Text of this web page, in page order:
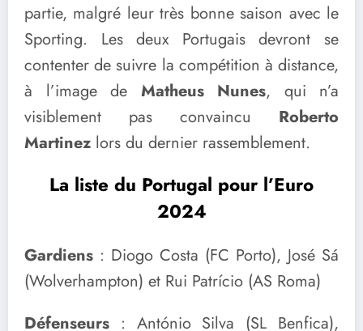
partie, malgré leur très bonne saison avec le
Sporting. Les deux Portugais devront se
contenter de suivre la compétition à distance,
à l’image de Matheus Nunes, qui n’a
visiblement pas convaincu Roberto
Martinez lors du dernier rassemblement.
La liste du Portugal pour l’Euro
2024
Gardiens : Diogo Costa (FC Porto), José Sá
(Wolverhampton) et Rui Patrício (AS Roma)
Défenseurs : António Silva (SL Benfica),